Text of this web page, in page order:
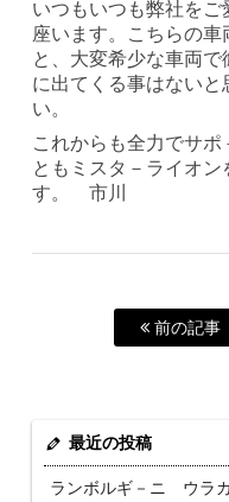
いつもいつも弊社を
座います。こちらの
と、大変希少な車両
に出てくる事はないと
い。
これからも全力でサ
ともミスタ－ライオン
す。 市川
前の記事
最近の投稿
ランボルギ－ニ ウラ